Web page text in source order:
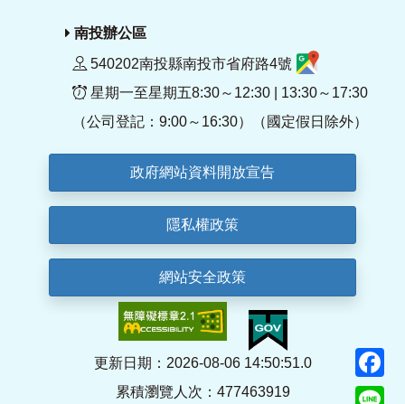
南投辦公區
540202南投縣南投市省府路4號
星期一至星期五8:30～12:30 | 13:30～17:30
（公司登記：9:00～16:30）（國定假日除外）
政府網站資料開放宣告
隱私權政策
網站安全政策
更新日期：2026-08-06 14:50:51.0
累積瀏覽人次：477463919